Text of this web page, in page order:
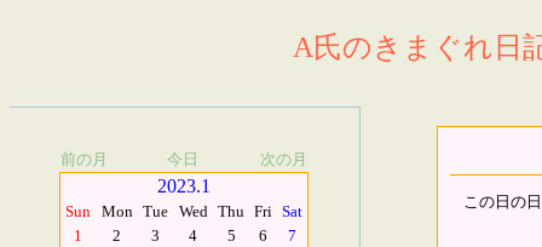
A氏のきまぐれ日
前の月 今日 次の月
2023.1
Sun Mon Tue Wed Thu Fri Sat
1
2 3 4 5 6
7
この日の